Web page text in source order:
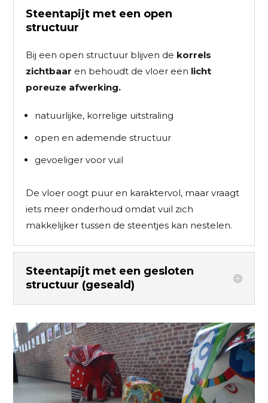
Steentapijt met een open
structuur
Bij een open structuur blijven de korrels
zichtbaar en behoudt de vloer een licht
poreuze afwerking.
natuurlijke, korrelige uitstraling
open en ademende structuur
gevoeliger voor vuil
De vloer oogt puur en karaktervol, maar vraagt
iets meer onderhoud omdat vuil zich
makkelijker tussen de steentjes kan nestelen.
Steentapijt met een gesloten
structuur (geseald)